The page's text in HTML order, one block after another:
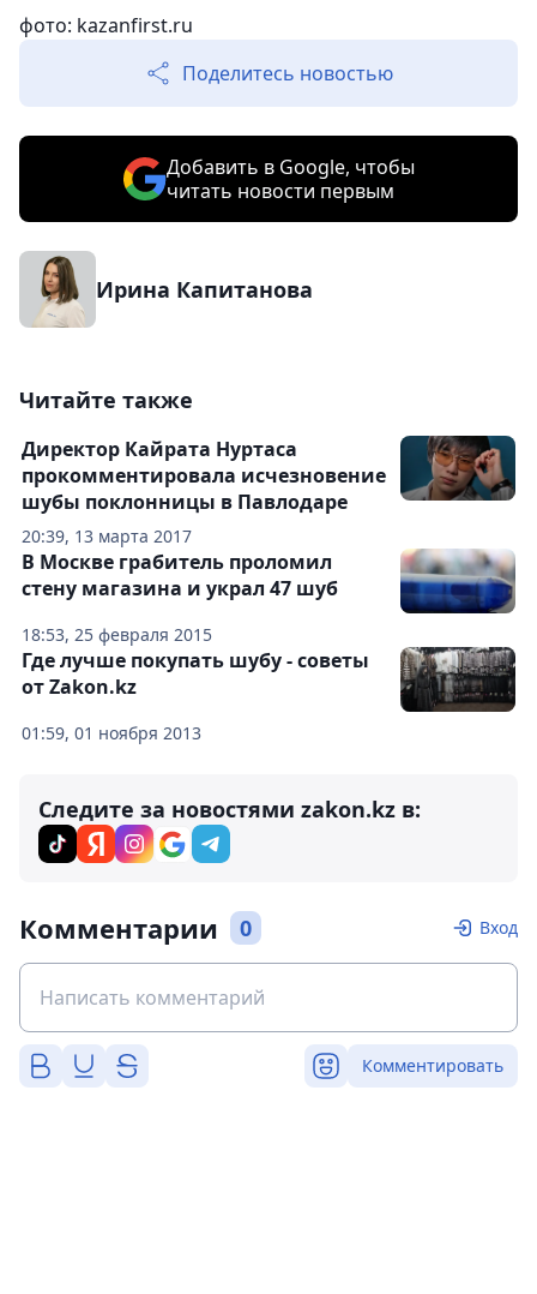
фото: kazanfirst.ru
Поделитесь новостью
Добавить в Google, чтобы
читать новости первым
Ирина Капитанова
Читайте также
20:39, 13 марта 2017
Директор Кайрата Нуртаса
прокомментировала исчезновение
шубы поклонницы в Павлодаре
18:53, 25 февраля 2015
В Москве грабитель проломил
стену магазина и украл 47 шуб
01:59, 01 ноября 2013
Где лучше покупать шубу - советы
от Zakon.kz
Следите за новостями zakon.kz в:
Комментарии 0 Вход
Комментировать